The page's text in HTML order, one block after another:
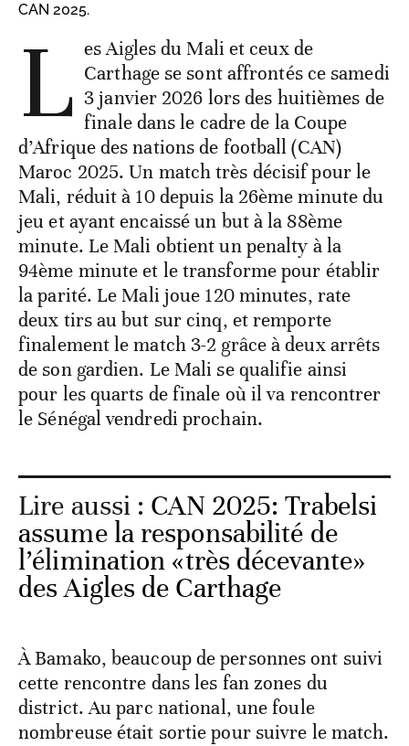
CAN 2025.
L es Aigles du Mali et ceux de
Carthage se sont affrontés ce samedi
3 janvier 2026 lors des huitièmes de
finale dans le cadre de la Coupe
d’Afrique des nations de football (CAN)
Maroc 2025. Un match très décisif pour le
Mali, réduit à 10 depuis la 26ème minute du
jeu et ayant encaissé un but à la 88ème
minute. Le Mali obtient un penalty à la
94ème minute et le transforme pour établir
la parité. Le Mali joue 120 minutes, rate
deux tirs au but sur cinq, et remporte
finalement le match 3-2 grâce à deux arrêts
de son gardien. Le Mali se qualifie ainsi
pour les quarts de finale où il va rencontrer
le Sénégal vendredi prochain.
Lire aussi : CAN 2025: Trabelsi
assume la responsabilité de
l’élimination «très décevante»
des Aigles de Carthage
À Bamako, beaucoup de personnes ont suivi
cette rencontre dans les fan zones du
district. Au parc national, une foule
nombreuse était sortie pour suivre le match.